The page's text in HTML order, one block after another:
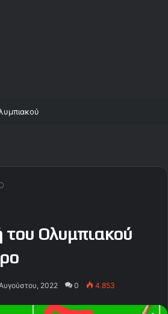
του Ολυμπιακού
2022 0 4.853